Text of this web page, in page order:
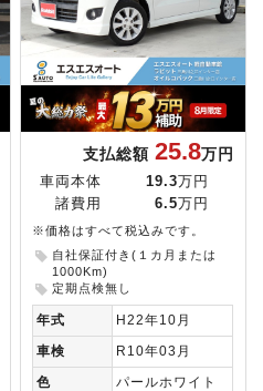
支払総額 25.8万円
車両本体 19.3 万円
諸費用
6.5 万円
※価格はすべて税込みです。
自社保証付き(１カ月または
1000Km)
定期点検無し
年式
H22年10月
車検
R10年03月
色
パールホワイト